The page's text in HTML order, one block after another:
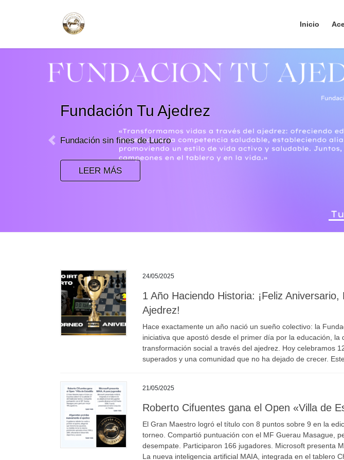
Inicio
Fundación Tu Ajedrez
Fundación sin fines de Lucro
LEER MÁS
Previous
24/05/2025
1 Año Haciendo Historia: ¡Feliz Aniversario,
Ajedrez!
Hace exactamente un año nació un sueño colectivo: la
iniciativa que apostó desde el primer día por la educación, la
transformación social a través del ajedrez. Hoy celebramos
superados y una comunidad que no ha dejado de crecer.
21/05/2025
Roberto Cifuentes gana el Open «Villa de
El Gran Maestro logró el título con 8 puntos sobre 9 en la
torneo. Compartió puntuación con el MF Guerau Masague,
desempate. Participaron 166 jugadores. Microsoft presenta
La nueva inteligencia artificial MAIA, integrada en el tablero